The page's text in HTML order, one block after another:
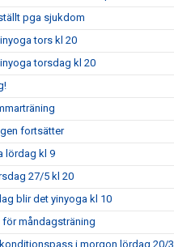
pga sjukdom
tors kl 20
torsdag kl 20
fortsätter
lördag kl 9
27/5 kl 20
blir det yinyoga kl 10
för måndagsträning
i morgon lördag 20/3